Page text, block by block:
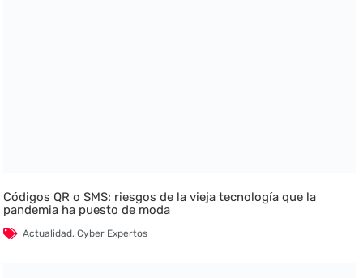
Códigos QR o SMS: riesgos de la vieja tecnología que la
pandemia ha puesto de moda
Actualidad,Cyber Expertos